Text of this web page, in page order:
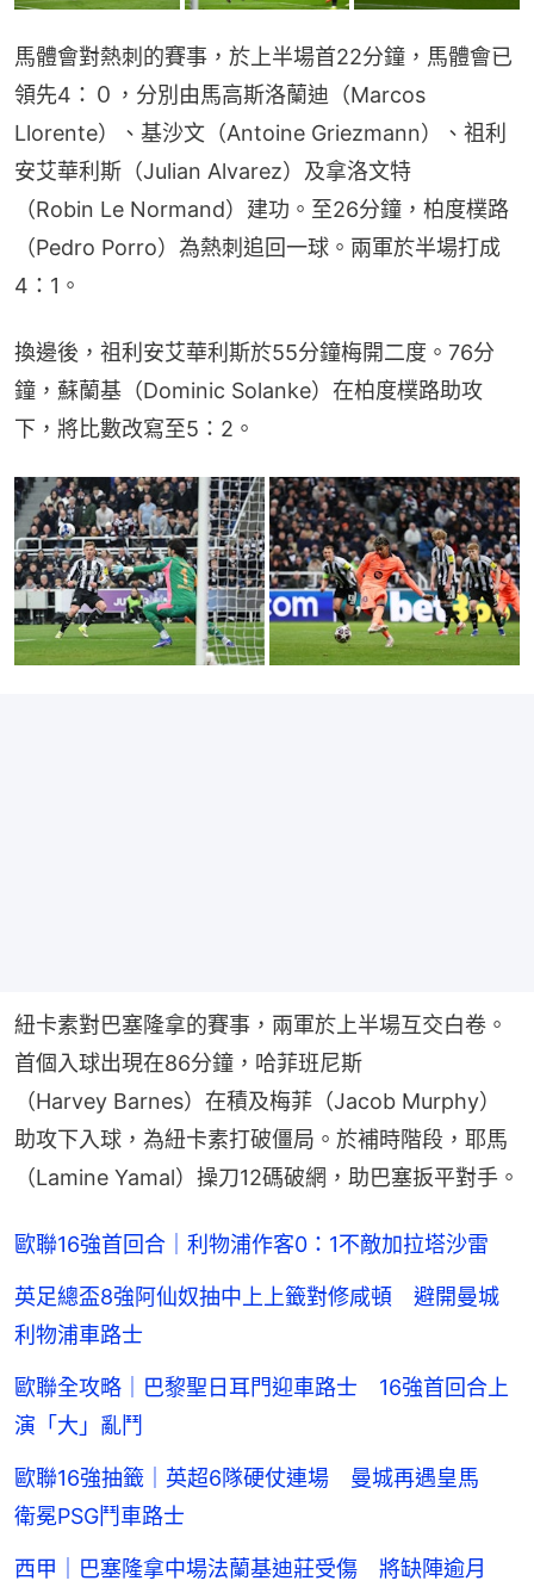
馬體會對熱刺的賽事，於上半場首22分鐘，馬體會已
領先4：０，分別由馬高斯洛蘭迪（Marcos
Llorente）、基沙文（Antoine Griezmann）、祖利
安艾華利斯（Julian Alvarez）及拿洛文特
（Robin Le Normand）建功。至26分鐘，柏度樸路
（Pedro Porro）為熱刺追回一球。兩軍於半場打成
4：1。
換邊後，祖利安艾華利斯於55分鐘梅開二度。76分
鐘，蘇蘭基（Dominic Solanke）在柏度樸路助攻
下，將比數改寫至5：2。
紐卡素對巴塞隆拿的賽事，兩軍於上半場互交白卷。
首個入球出現在86分鐘，哈菲班尼斯
（Harvey Barnes）在積及梅菲（Jacob Murphy）
助攻下入球，為紐卡素打破僵局。於補時階段，耶馬
（Lamine Yamal）操刀12碼破網，助巴塞扳平對手。
歐聯16強首回合｜利物浦作客0：1不敵加拉塔沙雷
英足總盃8強阿仙奴抽中上上籤對修咸頓 避開曼城
利物浦車路士
歐聯全攻略｜巴黎聖日耳門迎車路士 16強首回合上
演「大」亂鬥
歐聯16強抽籤｜英超6隊硬仗連場 曼城再遇皇馬
衛冕PSG鬥車路士
西甲｜巴塞隆拿中場法蘭基迪莊受傷 將缺陣逾月